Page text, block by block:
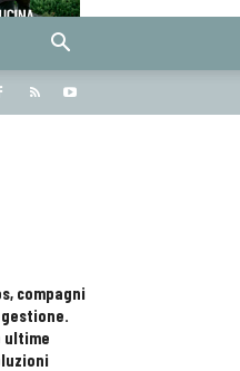
compagni
ultime